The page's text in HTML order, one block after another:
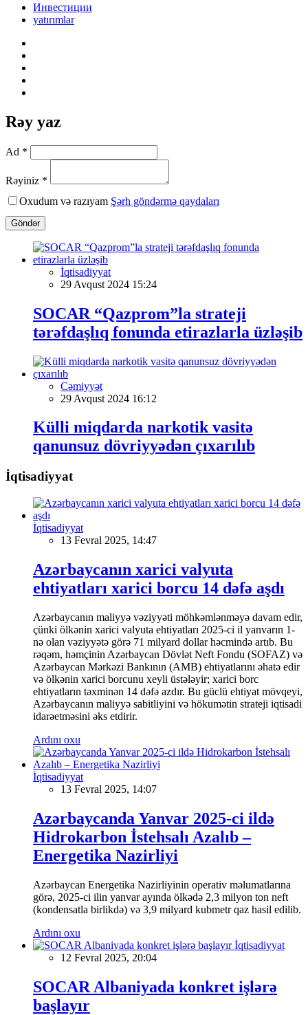
Инвестиции
yatırımlar
Rəy yaz
Ad *
Rəyiniz *
Oxudum və razıyam Şərh göndərmə qaydaları
Göndər
İqtisadiyyat
29 Avqust 2024 15:24
SOCAR “Qazprom”la strateji
tərəfdaşlıq fonunda etirazlarla üzləşib
Cəmiyyət
29 Avqust 2024 16:12
Külli miqdarda narkotik vasitə
qanunsuz dövriyyədən çıxarılıb
İqtisadiyyat
İqtisadiyyat
13 Fevral 2025, 14:47
Azərbaycanın xarici valyuta
ehtiyatları xarici borcu 14 dəfə aşdı
Azərbaycanın maliyyə vəziyyəti möhkəmlənməyə davam edir,
çünki ölkənin xarici valyuta ehtiyatları 2025-ci il yanvarın 1-
nə olan vəziyyətə görə 71 milyard dollar həcmində artıb. Bu
rəqəm, həmçinin Azərbaycan Dövlət Neft Fondu (SOFAZ) və
Azərbaycan Mərkəzi Bankının (AMB) ehtiyatlarını əhatə edir
və ölkənin xarici borcunu xeyli üstələyir; xarici borc
ehtiyatların təxminən 14 dəfə azdır. Bu güclü ehtiyat mövqeyi,
Azərbaycanın maliyyə sabitliyini və hökumətin strateji iqtisadi
idarəetməsini əks etdirir.
Ardını oxu
İqtisadiyyat
13 Fevral 2025, 14:07
Azərbaycanda Yanvar 2025-ci ildə
Hidrokarbon İstehsalı Azalıb –
Energetika Nazirliyi
Azərbaycan Energetika Nazirliyinin operativ məlumatlarına
görə, 2025-ci ilin yanvar ayında ölkədə 2,3 milyon ton neft
(kondensatla birlikdə) və 3,9 milyard kubmetr qaz hasil edilib.
Ardını oxu
İqtisadiyyat
12 Fevral 2025, 20:04
SOCAR Albaniyada konkret işlərə
başlayır